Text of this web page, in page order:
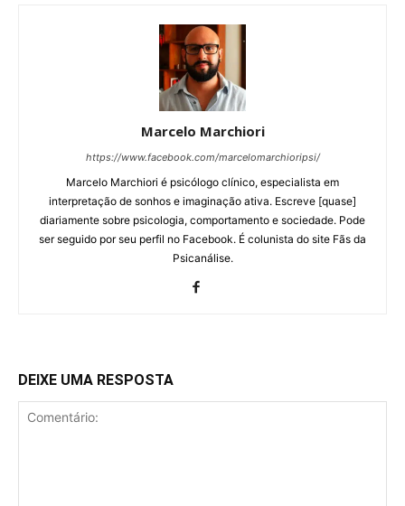
Marcelo Marchiori
https://www.facebook.com/marcelomarchioripsi/
Marcelo Marchiori é psicólogo clínico, especialista em
interpretação de sonhos e imaginação ativa. Escreve [quase]
diariamente sobre psicologia, comportamento e sociedade. Pode
ser seguido por seu perfil no Facebook. É colunista do site Fãs da
Psicanálise.
DEIXE UMA RESPOSTA